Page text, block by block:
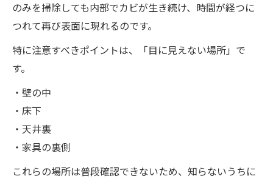
のみを掃除しても内部でカビが生き続け、時間が経つに
つれて再び表面に現れるのです。
特に注意すべきポイントは、「目に見えない場所」で
す。
・壁の中
・床下
・天井裏
・家具の裏側
これらの場所は普段確認できないため、知らないうちに